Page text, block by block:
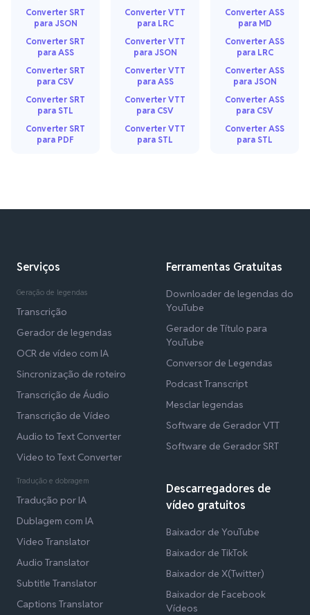
Converter SRT
para JSON
Converter SRT
para ASS
Converter SRT
para CSV
Converter SRT
para STL
Converter SRT
para PDF
Converter VTT
para LRC
Converter VTT
para JSON
Converter VTT
para ASS
Converter VTT
para CSV
Converter VTT
para STL
Converter ASS
para MD
Converter ASS
para LRC
Converter ASS
para JSON
Converter ASS
para CSV
Converter ASS
para STL
Serviços
Geração de legendas
Transcrição
Gerador de legendas
OCR de vídeo com IA
Sincronização de roteiro
Transcrição de Áudio
Transcrição de Vídeo
Audio to Text Converter
Video to Text Converter
Tradução e dobragem
Tradução por IA
Dublagem com IA
Video Translator
Audio Translator
Subtitle Translator
Captions Translator
Ferramentas Gratuitas
Downloader de legendas do
YouTube
Gerador de Título para
YouTube
Conversor de Legendas
Podcast Transcript
Mesclar legendas
Software de Gerador VTT
Software de Gerador SRT
Descarregadores de
vídeo gratuitos
Baixador de YouTube
Baixador de TikTok
Baixador de X(Twitter)
Baixador de Facebook
Vídeos